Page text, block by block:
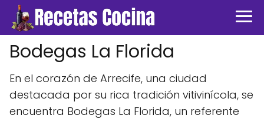
Bodegas La Florida
En el corazón de Arrecife, una ciudad
destacada por su rica tradición vitivinícola, se
encuentra Bodegas La Florida, un referente